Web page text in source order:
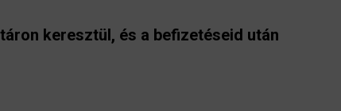
keresztül, és a befizetéseid után